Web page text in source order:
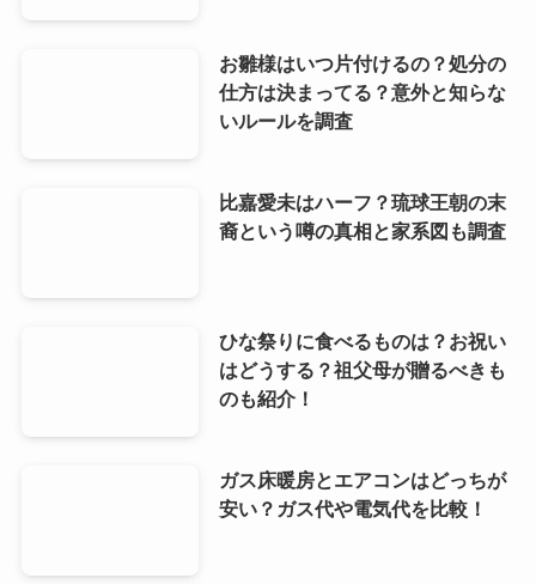
お雛様はいつ片付けるの？処分の
仕方は決まってる？意外と知らな
いルールを調査
比嘉愛未はハーフ？琉球王朝の末
裔という噂の真相と家系図も調査
ひな祭りに食べるものは？お祝い
はどうする？祖父母が贈るべきも
のも紹介！
ガス床暖房とエアコンはどっちが
安い？ガス代や電気代を比較！